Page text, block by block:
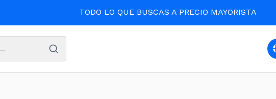
TODO LO QUE BUSCAS A PRECIO MAYORISTA